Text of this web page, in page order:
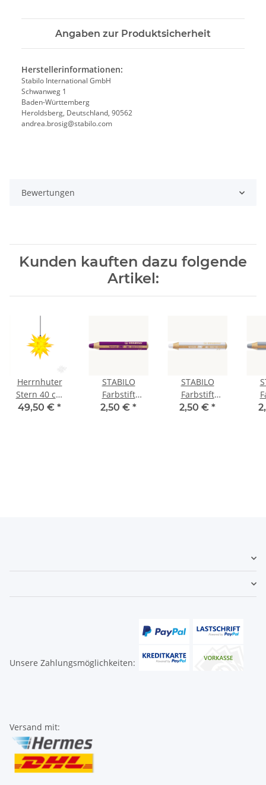
Angaben zur Produktsicherheit
Herstellerinformationen:
Stabilo International GmbH
Schwanweg 1
Baden-Württemberg
Heroldsberg, Deutschland, 90562
andrea.brosig@stabilo.com
Bewertungen
Kunden kauften dazu folgende
Artikel:
Herrnhuter
Stern 40 cm
gelb
49,50 € *
STABILO
Farbstift
Woody 3in1
2,50 € *
STABILO
Farbstift
Woody 3in1
2,50 € *
Unsere Zahlungsmöglichkeiten:
Versand mit: